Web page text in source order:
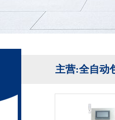
主营:全自动